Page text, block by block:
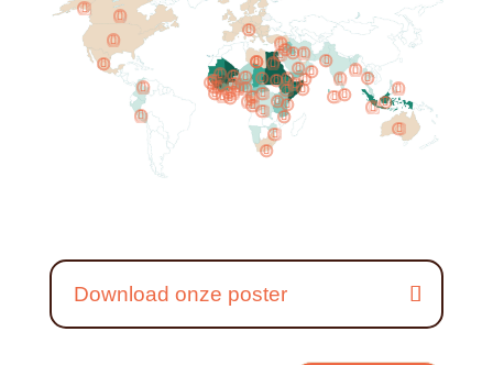








 













 


































Download onze poster